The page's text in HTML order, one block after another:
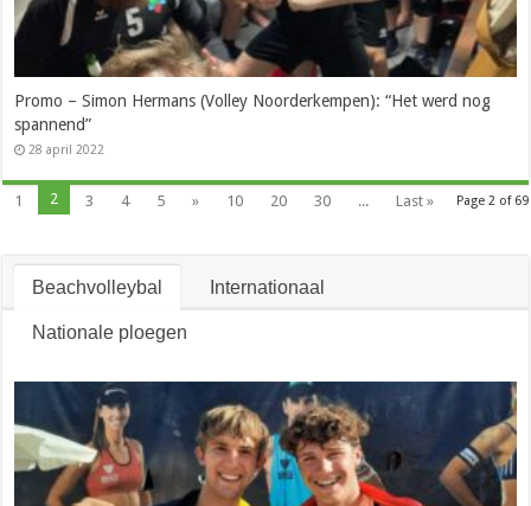
Promo – Simon Hermans (Volley Noorderkempen): “Het werd nog
spannend”
28 april 2022
Page 2 of 69
1 2 3 4 5 » 10 20 30 ... Last »
Beachvolleybal Internationaal
Nationale ploegen